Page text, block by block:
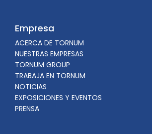
Empresa
ACERCA DE TORNUM
NUESTRAS EMPRESAS
TORNUM GROUP
TRABAJA EN TORNUM
NOTICIAS
EXPOSICIONES Y EVENTOS
PRENSA